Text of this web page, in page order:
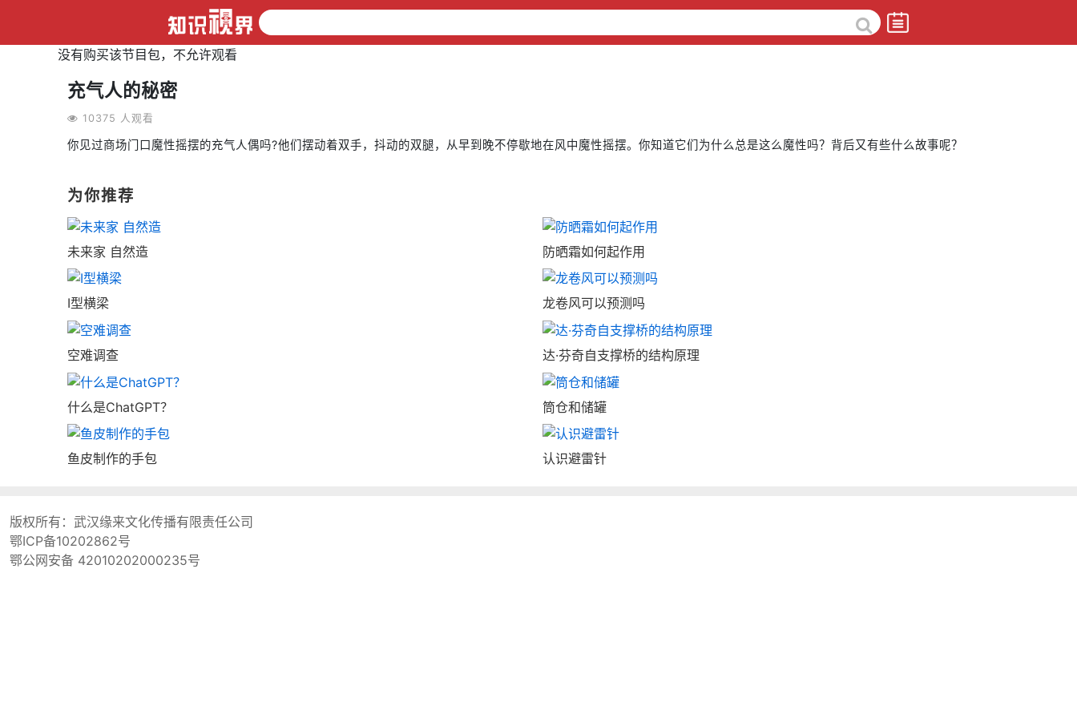
没有购买该节目包，不允许观看
充气人的秘密
10375 人观看
你见过商场门口魔性摇摆的充气人偶吗?他们摆动着双手，抖动的双腿，从早到晚不停歇地在风中魔性摇摆。你知道它们为什么总是这么魔性吗？背后又有些什么故事呢？
为你推荐
未来家 自然造 防晒霜如何起作用
I型横梁 龙卷风可以预测吗
空难调查 达·芬奇自支撑桥的结构原理
什么是ChatGPT？ 筒仓和储罐
鱼皮制作的手包 认识避雷针
版权所有： 武汉缘来文化传播有限责任公司
鄂ICP备10202862号
鄂公网安备 42010202000235号